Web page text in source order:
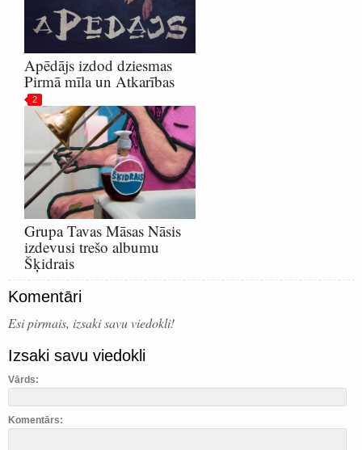
Apēdājs izdod dziesmas
Pirmā mīla un Atkarības
2
Grupa Tavas Māsas Nāsis
izdevusi trešo albumu
Šķidrais
Komentāri
Esi pirmais, izsaki savu viedokli!
Izsaki savu viedokli
Vārds:
Komentārs: